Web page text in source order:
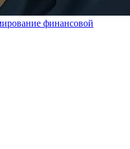
финансовой